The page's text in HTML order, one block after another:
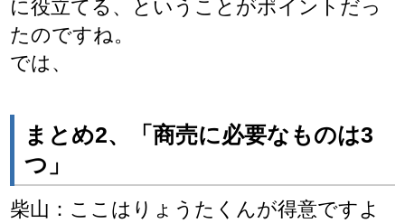
に役立てる、ということがポイントだっ
たのですね。
では、
まとめ2、「商売に必要なものは3
つ」
柴山：ここはりょうたくんが得意ですよ